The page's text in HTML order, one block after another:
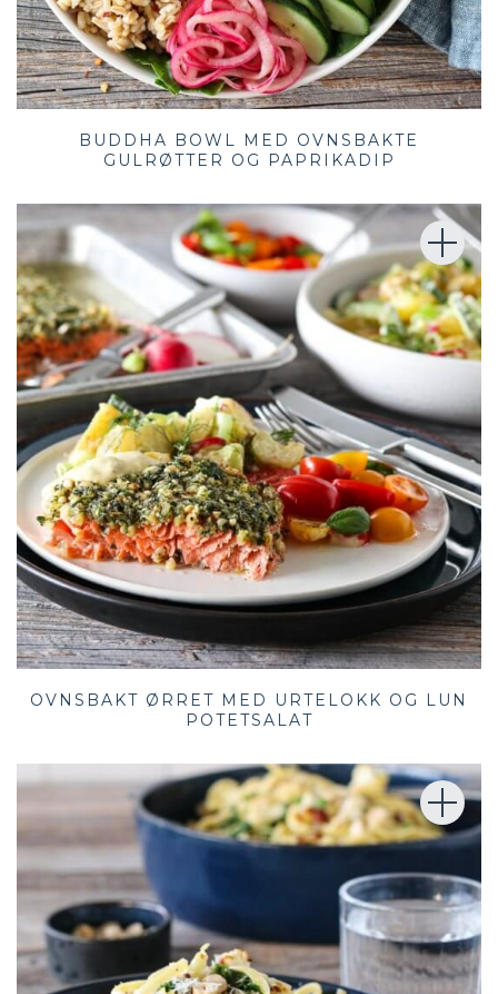
BUDDHA BOWL MED OVNSBAKTE
GULRØTTER OG PAPRIKADIP
OVNSBAKT ØRRET MED URTELOKK OG LUN
POTETSALAT